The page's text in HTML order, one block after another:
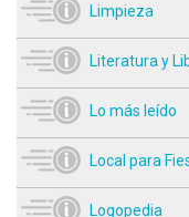
Limpieza
Literatura y
Lo más leído
Local para
Logopedia